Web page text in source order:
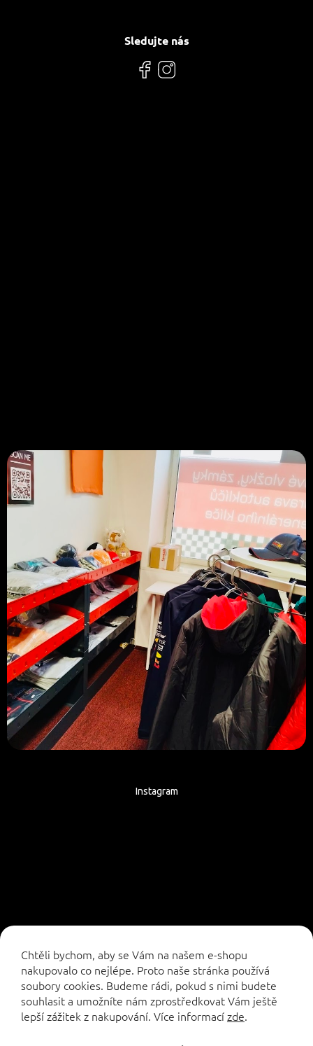
Chtěli bychom, aby se Vám na našem e-shopu
nakupovalo co nejlépe. Proto naše stránka používá
soubory cookies. Budeme rádi, pokud s nimi budete
souhlasit a umožníte nám zprostředkovat Vám ještě
lepší zážitek z nakupování. Více informacízde.
Sledujte nás
Instagram
Vytvořil Shoptet